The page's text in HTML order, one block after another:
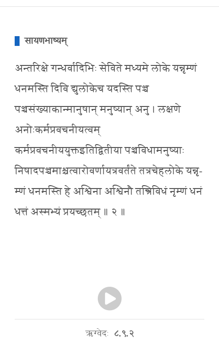
सायणभाष्यम्
अन्तरिक्षे गन्धर्वादिभिः सेविते मध्यमे लोके यन्नृम्णं
धनमस्ति दिवि द्युलोकेच यदस्ति पञ्च
पञ्चसंख्याकान्मानुषान् मनुष्यान् अनु । लक्षणे
अनोःकर्मप्रवचनीयत्वम्
कर्मप्रवचनीययुक्तइतिद्वितीया पञ्चविधामनुष्याः
निषादपञ्चमाश्चत्वारोवर्णायत्रवर्तंते तत्रचेहलोके यन्नृ-
म्णं धनमस्ति हे अश्विना अश्विनौ तन्त्रिविधं नृम्णं धनं
धत्तं अस्मभ्यं प्रयच्छतम् ॥ २ ॥
ऋग्वेदः ८.९.२